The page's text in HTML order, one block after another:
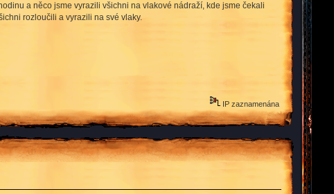
a něco jsme vyrazili všichni na vlakové nádraží, kde jsme čekali
rozloučili a vyrazili na své vlaky.
IP zaznamenána